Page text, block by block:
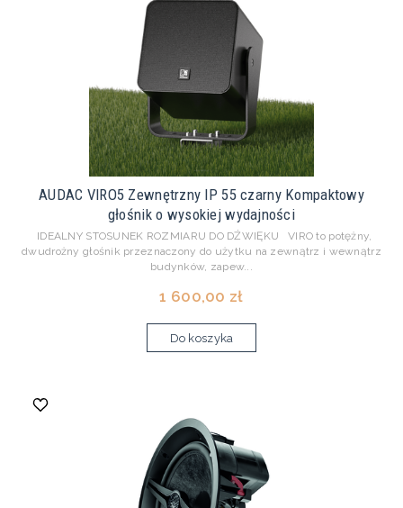
AUDAC VIRO5 Zewnętrzny IP 55 czarny Kompaktowy
głośnik o wysokiej wydajności
IDEALNY STOSUNEK ROZMIARU DO DŹWIĘKU VIRO to potężny,
dwudrożny głośnik przeznaczony do użytku na zewnątrz i wewnątrz
budynków, zapew...
1 600,00 zł
Do koszyka